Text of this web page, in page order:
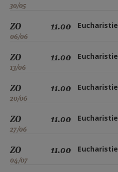
30/05
ZO
06/06
11.00 Eucharistie
ZO
13/06
11.00 Eucharistie
ZO
20/06
11.00 Eucharistie
ZO
27/06
11.00 Eucharistie
ZO
04/07
11.00 Eucharistie